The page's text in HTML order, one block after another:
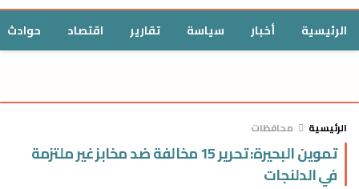
الرئيسية أخبار سياسة تقارير اقتصاد حوادث
الرئيسية محافظات
تموين البحيرة: تحرير 15 مخالفة ضد مخابز غير ملتزمة
في الدلنجات